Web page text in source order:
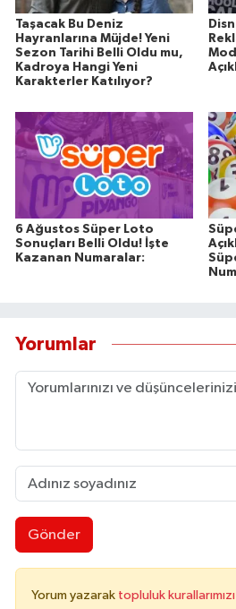
Taşacak Bu Deniz
Hayranlarına Müjde! Yeni
Sezon Tarihi Belli Oldu mu,
Kadroya Hangi Yeni
Karakterler Katılıyor?
6 Ağustos Süper Loto
Sonuçları Belli Oldu! İşte
Kazanan Numaralar:
Yorumlar
Gönder
Yorum yazarak topluluk kurallarımızı